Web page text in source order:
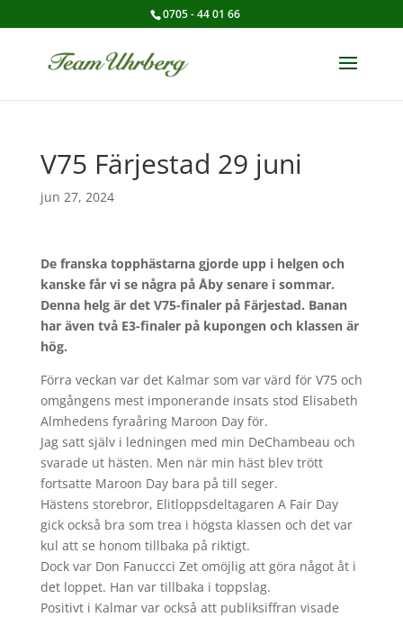
0705 - 44 01 66
V75 Färjestad 29 juni
jun 27, 2024
De franska topphästarna gjorde upp i helgen och
kanske får vi se några på Åby senare i sommar.
Denna helg är det V75-finaler på Färjestad. Banan
har även två E3-finaler på kupongen och klassen är
hög.
Förra veckan var det Kalmar som var värd för V75 och
omgångens mest imponerande insats stod Elisabeth
Almhedens fyraåring Maroon Day för.
Jag satt själv i ledningen med min DeChambeau och
svarade ut hästen. Men när min häst blev trött
fortsatte Maroon Day bara på till seger.
Hästens storebror, Elitloppsdeltagaren A Fair Day
gick också bra som trea i högsta klassen och det var
kul att se honom tillbaka på riktigt.
Dock var Don Fanuccci Zet omöjlig att göra något åt i
det loppet. Han var tillbaka i toppslag.
Positivt i Kalmar var också att publiksiffran visade